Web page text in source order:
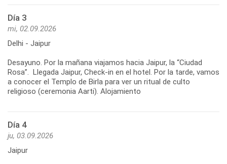
Día 3
mi, 02.09.2026
Delhi - Jaipur
Desayuno. Por la mañana viajamos hacia Jaipur, la “Ciudad
Rosa”. Llegada Jaipur, Check-in en el hotel. Por la tarde, vamos
a conocer el Templo de Birla para ver un ritual de culto
Día 4
ju, 03.09.2026
Jaipur